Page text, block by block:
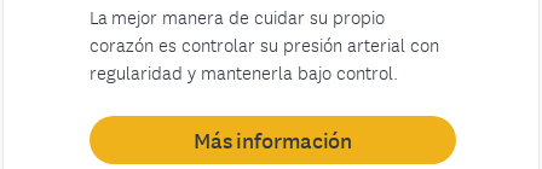
La mejor manera de cuidar su propio
corazón es controlar su presión arterial con
regularidad y mantenerla bajo control.
Más información